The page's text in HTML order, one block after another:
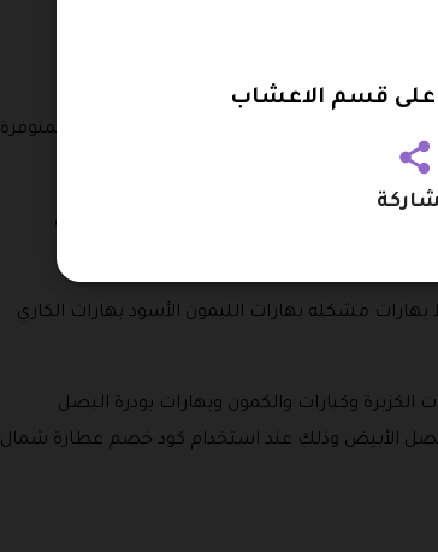
حتى باب المنزل من ابرز انواع البهارات المتوفرة
.
ماجي الخضار وبهارات الحجر العضوي الذي يأتي
قسيمة شراء شمول .
مشكله بهارات الليمون الأسود بهارات الكاري
وكبارات والكمون وبهارات بودرة البصل
والبصل الأبيض وذلك عند استخدام كود خصم عطارة شمال